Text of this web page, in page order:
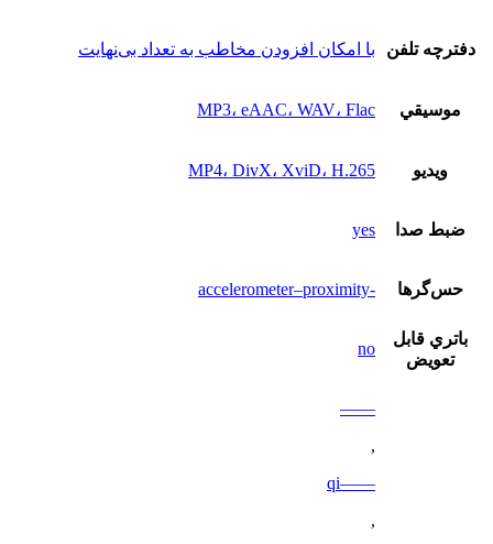
دفترچه تلفن با امکان افزودن مخاطب به تعداد بی‌نهایت
موسيقي MP3، eAAC، WAV، Flac
ويديو MP4، DivX، XviD، H.265
ضبط صدا yes
حس‌گرها -accelerometer–proximity
باتري قابل
تعويض
no
——
,
——qi
,